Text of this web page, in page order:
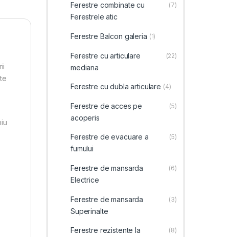
Ferestre combinate cu
Ferestrele atic
(7)
Ferestre Balcon galeria (1)
Ferestre cu articulare
mediana
(22)
Ferestre cu dubla articulare (4)
Ferestre de acces pe
acoperis
(5)
Ferestre de evacuare a
fumului
(5)
Ferestre de mansarda
Electrice
(6)
Ferestre de mansarda
Superinalte
(3)
Ferestre rezistente la
(8)